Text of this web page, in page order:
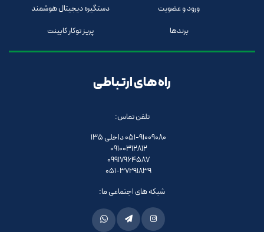
ورود و عضویت
برندها
دستگیره دیجیتال هوشمند
پریز توکار کابینت
راه های ارتباطی
تلفن تماس:
051-91009080 داخلی 135
09100312812
09917964587
051-37291839
شبکه های اجتماعی ما: